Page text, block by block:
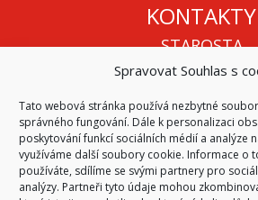
Spravovat Souhlas s
Tato webová stránka používá nezbytné
správného fungování. Dále k personalizaci
poskytování funkcí sociálních médií a analýze
využíváme další soubory cookie. Informace o
používáte, sdílíme se svými partnery pro
analýzy. Partneři tyto údaje mohou
KONTAKTY
STAROSTA
Mgr. Roman Vala
info@oukojetice.cz
ÚŘEDNÍ
Po, St: 15:30 -
Všechny kontakty | Kde